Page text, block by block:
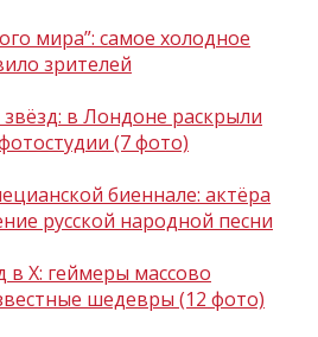
мира”: самое холодное
зрителей
в Лондоне раскрыли
(7 фото)
биеннале: актёра
русской народной песни
X: геймеры массово
шедевры (12 фото)